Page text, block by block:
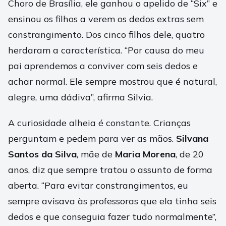
Choro de Brasília, ele ganhou o apelido de “Six” e
ensinou os filhos a verem os dedos extras sem
constrangimento. Dos cinco filhos dele, quatro
herdaram a característica. “Por causa do meu
pai aprendemos a conviver com seis dedos e
achar normal. Ele sempre mostrou que é natural,
alegre, uma dádiva”, afirma Silvia.
A curiosidade alheia é constante. Crianças
perguntam e pedem para ver as mãos. Silvana
Santos da Silva, mãe de Maria Morena, de 20
anos, diz que sempre tratou o assunto de forma
aberta. “Para evitar constrangimentos, eu
sempre avisava às professoras que ela tinha seis
dedos e que conseguia fazer tudo normalmente”,